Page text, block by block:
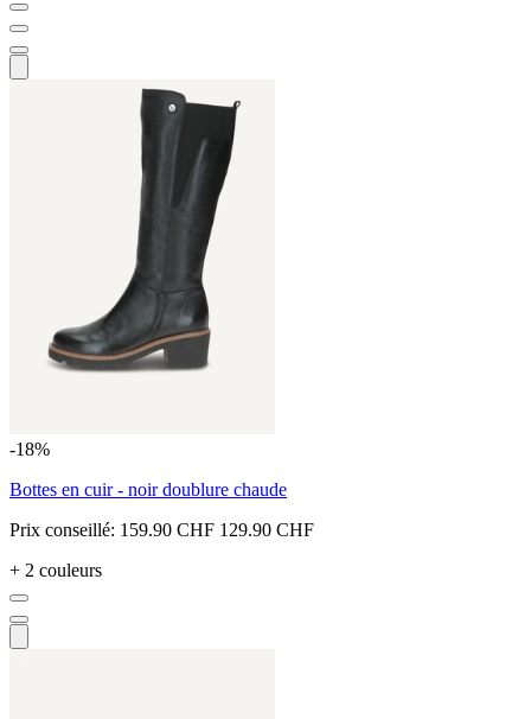
-18%
Bottes en cuir - noir doublure chaude
Prix conseillé: 159.90 CHF 129.90 CHF
+ 2 couleurs